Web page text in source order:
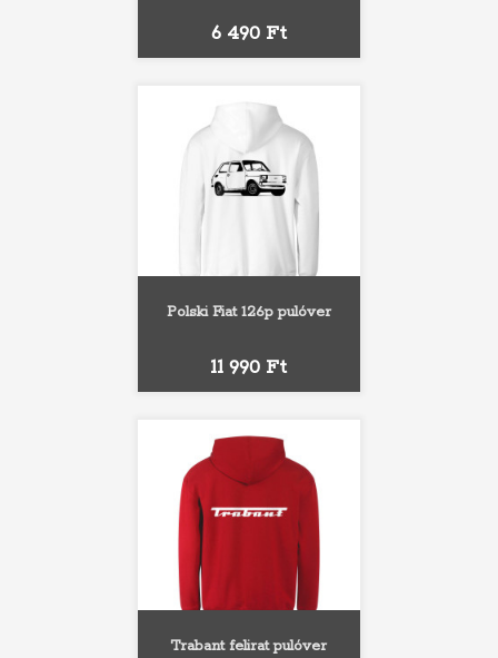
Ár
6 490 Ft
Polski Fiat 126p pulóver
Ár
11 990 Ft
Trabant felirat pulóver